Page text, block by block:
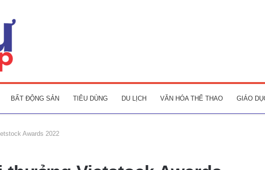
BẤT ĐỘNG SẢN TIÊU DÙNG DU LỊCH VĂN HÓA THỂ THAO GIÁO
Awards 2022